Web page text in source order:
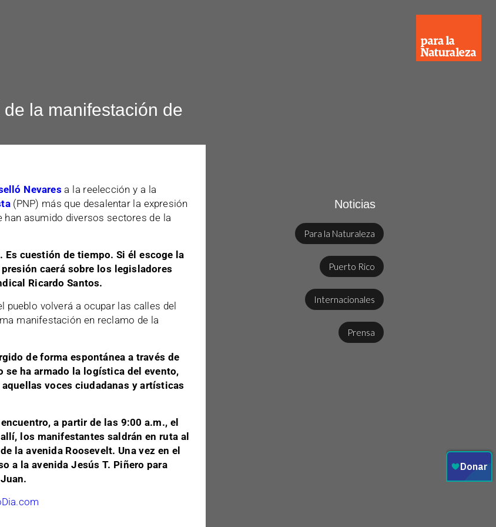
la manifestación de
Nevares a la reelección y a la
(PNP) más que desalentar la expresión
han asumido diversos sectores de la
Es cuestión de tiempo. Si él escoge la
caerá sobre los legisladores
Ricardo Santos.
pueblo volverá a ocupar las calles del
manifestación en reclamo de la
de forma espontánea a través de
se ha armado la logística del evento,
voces ciudadanas y artísticas
a partir de las 9:00 a.m., el
los manifestantes saldrán en ruta al
la avenida Roosevelt. Una vez en el
a la avenida Jesús T. Piñero para
Noticias
Para la Naturaleza
Puerto Rico
Internacionales
Prensa